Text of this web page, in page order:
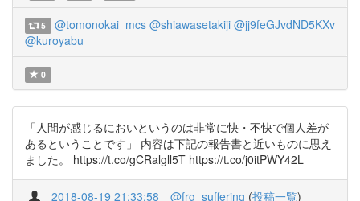
5 @tomonokai_mcs @shiawasetakiji @jj9feGJvdND5KXv
@kuroyabu
0
「人間が感じるにおいというのは非常に快・不快で個人差が
あるということです」 内容は下記の報告書と近いものに思え
ました。 https://t.co/gCRalgll5T https://t.co/j0itPWY42L
2018-08-19 21:33:58 @frg_suffering (投稿一覧)